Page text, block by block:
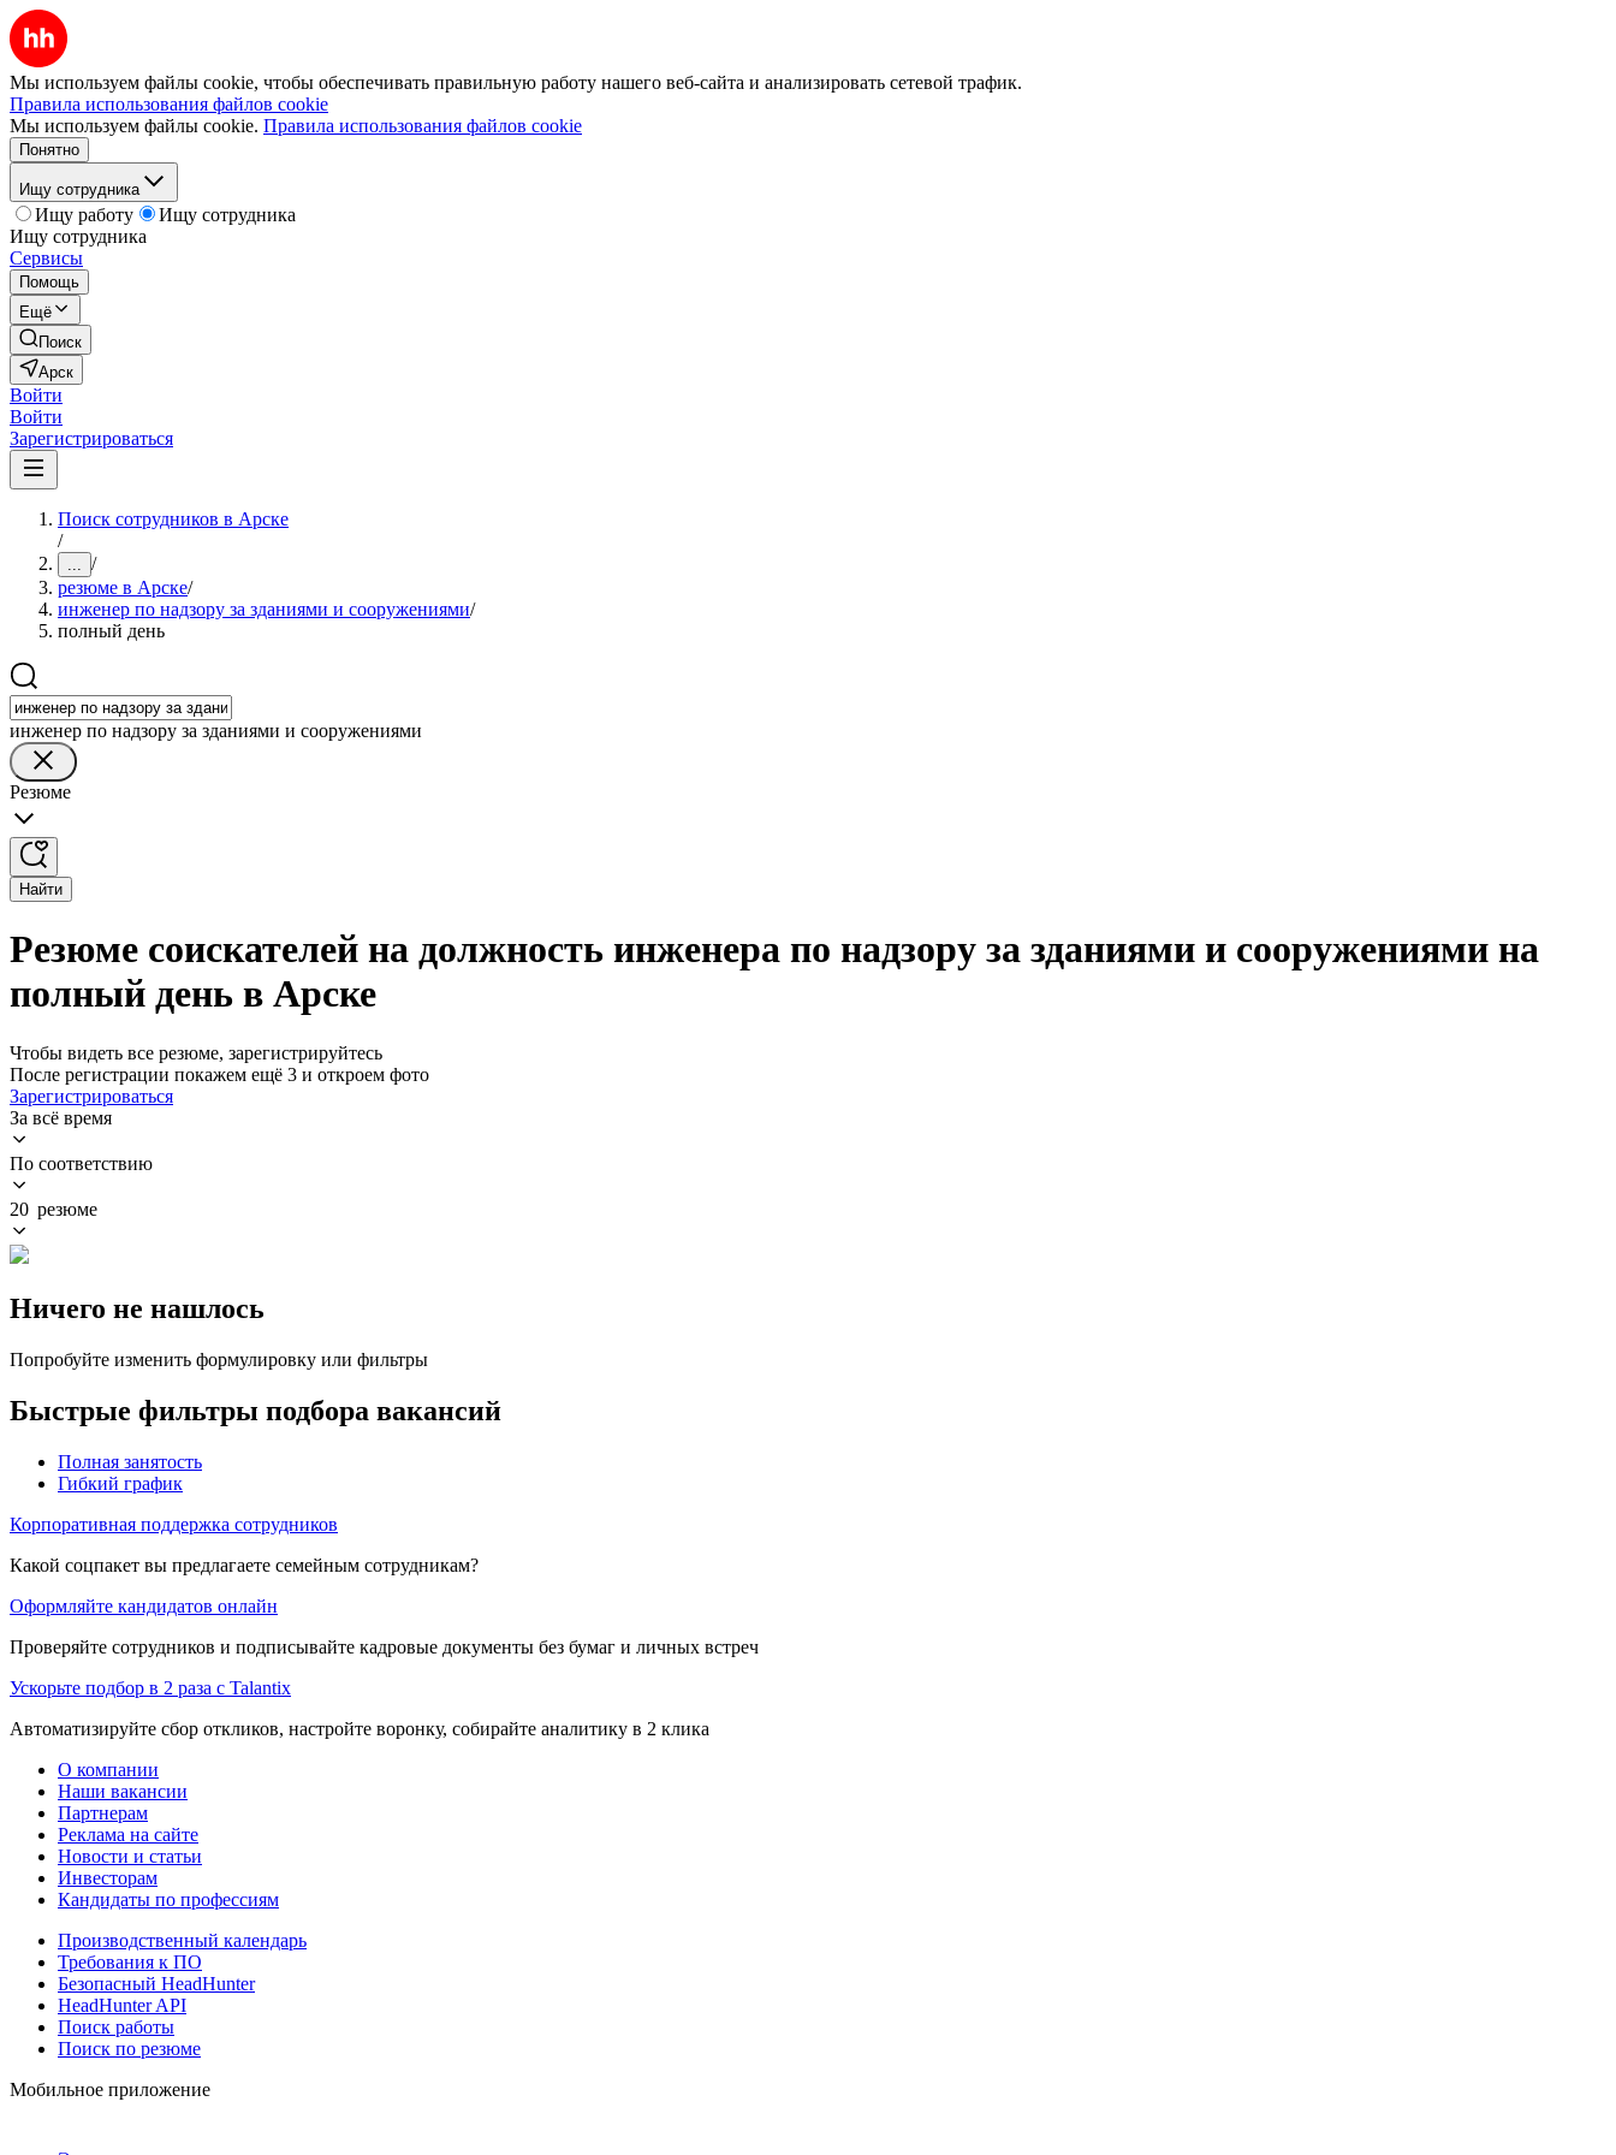
Мы используем файлы cookie, чтобы обеспечивать правильную работу нашего веб-сайта и анализировать сетевой трафик.
Правила использования файлов cookie
Мы используем файлы cookie. Правила использования файлов cookie
Понятно
Ищу сотрудника
Ищу работу
Ищу сотрудника
Ищу сотрудника
Сервисы
Помощь
Ещё
Поиск
Арск
Войти
Войти
Зарегистрироваться
Поиск сотрудников в Арске
/
... /
резюме в Арске/
инженер по надзору за зданиями и сооружениями/
полный день
инженер по надзору за зданиями и сооружениями
Резюме
Найти
Резюме соискателей на должность инженера по надзору за зданиями и сооружениями на
полный день в Арске
Чтобы видеть все резюме, зарегистрируйтесь
После регистрации покажем ещё 3 и откроем фото
Зарегистрироваться
За всё время
По соответствию
20 резюме
Ничего не нашлось
Попробуйте изменить формулировку или фильтры
Быстрые фильтры подбора вакансий
Полная занятость
Гибкий график
Корпоративная поддержка сотрудников
Какой соцпакет вы предлагаете семейным сотрудникам?
Оформляйте кандидатов онлайн
Проверяйте сотрудников и подписывайте кадровые документы без бумаг и личных встреч
Ускорьте подбор в 2 раза с Talantix
Автоматизируйте сбор откликов, настройте воронку, собирайте аналитику в 2 клика
О компании
Наши вакансии
Партнерам
Реклама на сайте
Новости и статьи
Инвесторам
Кандидаты по профессиям
Производственный календарь
Требования к ПО
Безопасный HeadHunter
HeadHunter API
Поиск работы
Поиск по резюме
Мобильное приложение